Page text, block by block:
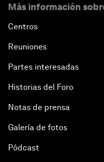
Más información
Centros
Reuniones
Partes interesadas
Historias del Foro
Notas de prensa
Galería de fotos
Pódcast